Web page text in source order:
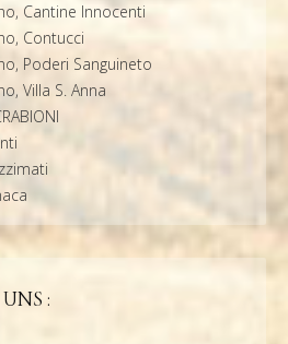
Cantine Innocenti
Contucci
Poderi Sanguineto
Villa S. Anna
: